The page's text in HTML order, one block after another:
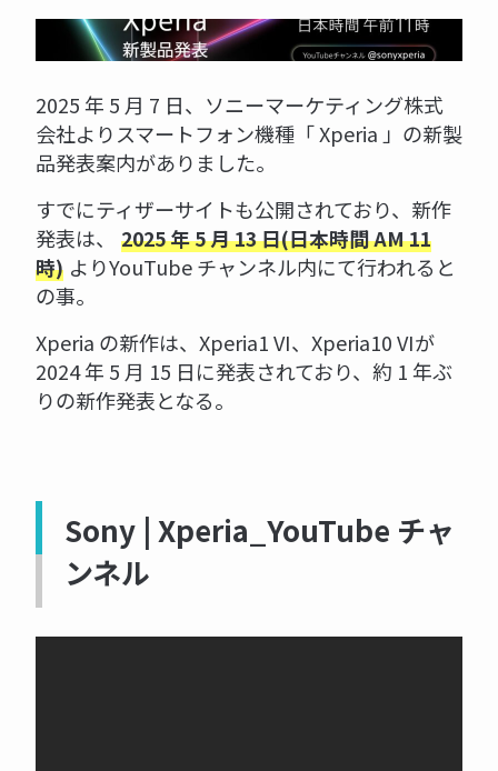
NOW PRINTING...
2025 年 5 月 7 日、ソニーマーケティング株式
会社よりスマートフォン機種「 Xperia 」の新製
品発表案内がありました。
すでにティザーサイトも公開されており、新作
発表は、
2025 年 5 月 13 日(日本時間 AM 11
時) よりYouTube チャンネル内にて行われると
の事。
Xperia の新作は、Xperia1 VI、Xperia10 VIが
2024 年 5 月 15 日に発表されており、約 1 年ぶ
りの新作発表となる。
Sony | Xperia_YouTube チャ
ンネル